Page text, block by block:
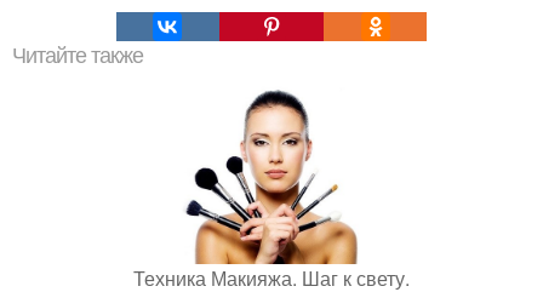
Читайте также
Техника Макияжа. Шаг к свету.